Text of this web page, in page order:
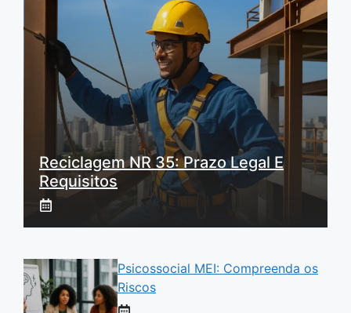
Reciclagem NR 35: Prazo Legal E
Requisitos
Psicossocial MEI: Compreenda os
Riscos